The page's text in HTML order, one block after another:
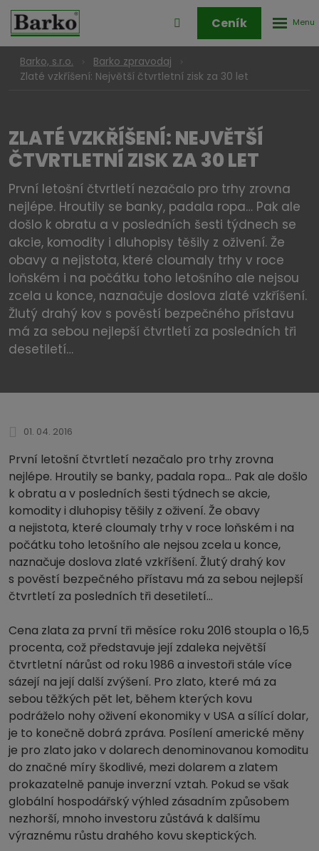
Přihlášení
zóny
Ceník
Barko, s.r.o.
Barko zpravodaj
Zlaté vzkříšení: Největší čtvrtletní zisk za 30 let
ZLATÉ VZKŘÍŠENÍ: NEJVĚTŠÍ
ČTVRTLETNÍ ZISK ZA 30 LET
První letošní čtvrtletí nezačalo pro trhy zrovna
nejlépe. Hroutily se banky, padala ropa… Pak ale
došlo k obratu a v posledních šesti týdnech se
akcie, komodity i dluhopisy těšily z oživení. Že
obavy a nejistota, které cloumaly trhy v roce
loňském i na počátku toho letošního ale nejsou
zcela u konce, naznačuje doslova zlaté vzkříšení.
Žlutý drahý kov s pověstí bezpečného přístavu
má za sebou nejlepší čtvrtletí za posledních tři
desetiletí…
01. 04. 2016
První letošní čtvrtletí nezačalo pro trhy zrovna
nejlépe. Hroutily se banky, padala ropa… Pak ale došlo
k obratu a v posledních šesti týdnech se akcie,
komodity i dluhopisy těšily z oživení. Že obavy
a nejistota, které cloumaly trhy v roce loňském i na
počátku toho letošního ale nejsou zcela u konce,
naznačuje doslova zlaté vzkříšení. Žlutý drahý kov
s pověstí bezpečného přístavu má za sebou nejlepší
čtvrtletí za posledních tři desetiletí…
Cena zlata za první tři měsíce roku 2016 stoupla o 16,5
procenta, což představuje její zdaleka největší
čtvrtletní nárůst od roku 1986 a investoři stále více
sázejí na její další zvýšení. Pro zlato, které má za
sebou těžkých pět let, během kterých kovu
podráželo nohy oživení ekonomiky v USA a sílící dolar,
je to konečně dobrá zpráva. Posílení americké měny
je pro zlato jako v dolarech denominovanou komoditu
do značné míry škodlivé, mezi dolarem a zlatem
prokazatelně panuje inverzní vztah. Pokud se však
globální hospodářský výhled zásadním způsobem
nezhorší, mnoho investoru zůstává k dalšímu
výraznému růstu drahého kovu skeptických.